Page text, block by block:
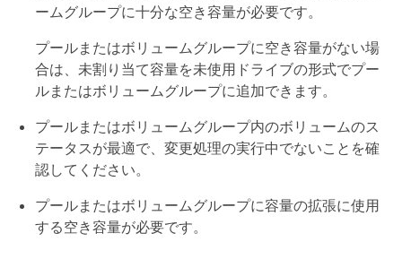
ームグループに十分な空き容量が必要です。
プールまたはボリュームグループに空き容量がない場
合は、未割り当て容量を未使用ドライブの形式でプー
ルまたはボリュームグループに追加できます。
プールまたはボリュームグループ内のボリュームのス
テータスが最適で、変更処理の実行中でないことを確
認してください。
プールまたはボリュームグループに容量の拡張に使用
する空き容量が必要です。